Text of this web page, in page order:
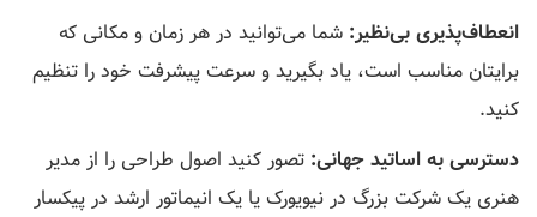
انعطاف‌پذیری بی‌نظیر: شما می‌توانید در هر زمان و مکانی که
برایتان مناسب است، یاد بگیرید و سرعت پیشرفت خود را تنظیم
کنید.
دسترسی به اساتید جهانی: تصور کنید اصول طراحی را از مدیر
هنری یک شرکت بزرگ در نیویورک یا یک انیماتور ارشد در پیکسار